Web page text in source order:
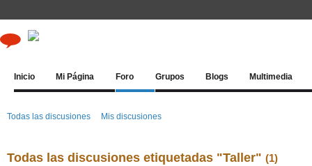
Inicio Mi Página Foro Grupos Blogs Multimedia
Todas las discusiones Mis discusiones
Todas las discusiones etiquetadas "Taller" (1)